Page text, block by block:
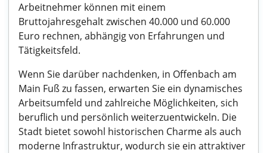
Arbeitnehmer können mit einem
Bruttojahresgehalt zwischen 40.000 und 60.000
Euro rechnen, abhängig von Erfahrungen und
Tätigkeitsfeld.
Wenn Sie darüber nachdenken, in Offenbach am
Main Fuß zu fassen, erwarten Sie ein dynamisches
Arbeitsumfeld und zahlreiche Möglichkeiten, sich
beruflich und persönlich weiterzuentwickeln. Die
Stadt bietet sowohl historischen Charme als auch
moderne Infrastruktur, wodurch sie ein attraktiver